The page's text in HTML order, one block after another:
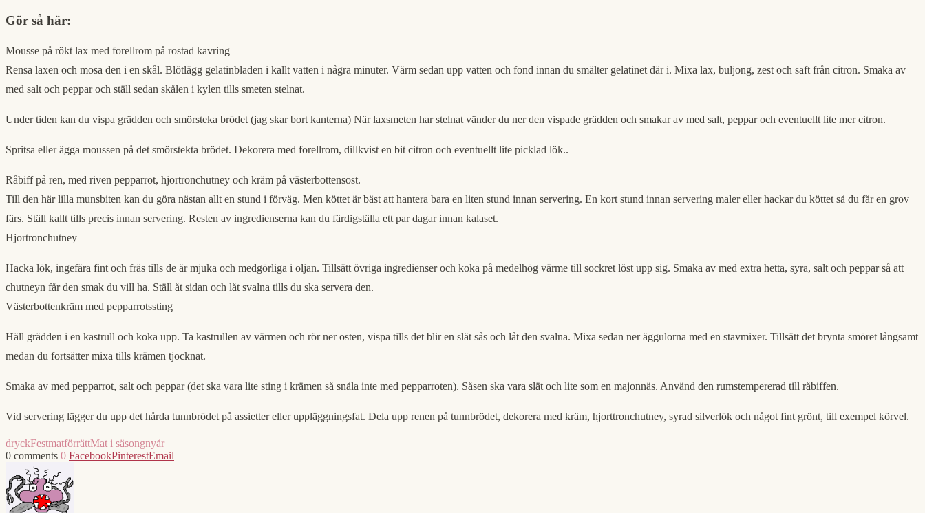
Gör så här:
Mousse på rökt lax med forellrom på rostad kavring
Rensa laxen och mosa den i en skål. Blötlägg gelatinbladen i kallt vatten i några minuter. Värm sedan upp vatten och fond innan du smälter gelatinet där i. Mixa lax, buljong, zest och saft från citron. Smaka av
med salt och peppar och ställ sedan skålen i kylen tills smeten stelnat.
Under tiden kan du vispa grädden och smörsteka brödet (jag skar bort kanterna) När laxsmeten har stelnat vänder du ner den vispade grädden och smakar av med salt, peppar och eventuellt lite mer citron.
Spritsa eller ägga moussen på det smörstekta brödet. Dekorera med forellrom, dillkvist en bit citron och eventuellt lite picklad lök..
Råbiff på ren, med riven pepparrot, hjortronchutney och kräm på västerbottensost.
Till den här lilla munsbiten kan du göra nästan allt en stund i förväg. Men köttet är bäst att hantera bara en liten stund innan servering. En kort stund innan servering maler eller hackar du köttet så du får en grov
färs. Ställ kallt tills precis innan servering. Resten av ingredienserna kan du färdigställa ett par dagar innan kalaset.
Hjortronchutney
Hacka lök, ingefära fint och fräs tills de är mjuka och medgörliga i oljan. Tillsätt övriga ingredienser och koka på medelhög värme till sockret löst upp sig. Smaka av med extra hetta, syra, salt och peppar så att
chutneyn får den smak du vill ha. Ställ åt sidan och låt svalna tills du ska servera den.
Västerbottenkräm med pepparrotssting
Häll grädden i en kastrull och koka upp. Ta kastrullen av värmen och rör ner osten, vispa tills det blir en slät sås och låt den svalna. Mixa sedan ner äggulorna med en stavmixer. Tillsätt det brynta smöret långsamt
medan du fortsätter mixa tills krämen tjocknat.
Smaka av med pepparrot, salt och peppar (det ska vara lite sting i krämen så snåla inte med pepparroten). Såsen ska vara slät och lite som en majonnäs. Använd den rumstempererad till råbiffen.
Vid servering lägger du upp det hårda tunnbrödet på assietter eller uppläggningsfat. Dela upp renen på tunnbrödet, dekorera med kräm, hjorttronchutney, syrad silverlök och något fint grönt, till exempel körvel.
dryckFestmatförrättMat i säsongnyår
0 comments 0 FacebookPinterestEmail